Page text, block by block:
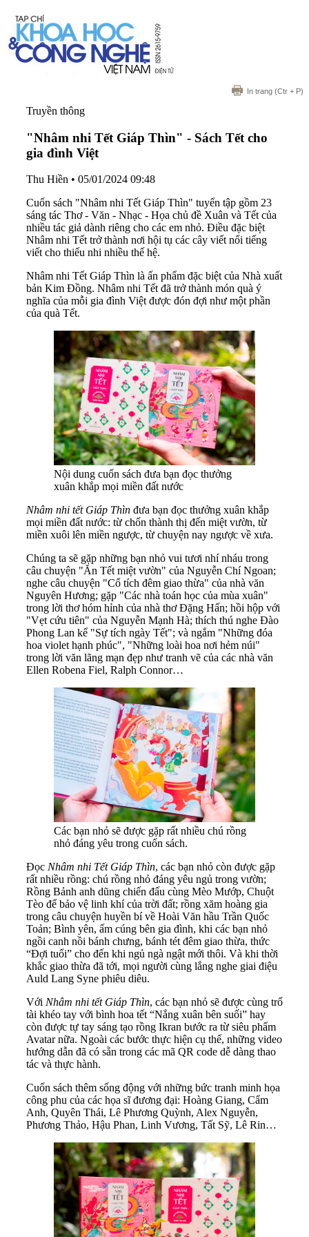
In trang (Ctr + P)
Truyền thông
"Nhâm nhi Tết Giáp Thìn" - Sách Tết cho
gia đình Việt
Thu Hiền • 05/01/2024 09:48
Cuốn sách "Nhâm nhi Tết Giáp Thìn" tuyển tập gồm 23
sáng tác Thơ - Văn - Nhạc - Họa chủ đề Xuân và Tết của
nhiều tác giả dành riêng cho các em nhỏ. Điều đặc biệt
Nhâm nhi Tết trở thành nơi hội tụ các cây viết nổi tiếng
viết cho thiếu nhi nhiều thế hệ.
Nhâm nhi Tết Giáp Thìn là ấn phẩm đặc biệt của Nhà xuất
bản Kim Đồng. Nhâm nhi Tết đã trở thành món quà ý
nghĩa của mỗi gia đình Việt được đón đợi như một phần
của quà Tết.
Nội dung cuốn sách đưa bạn đọc thưởng
xuân khắp mọi miền đất nước
Nhâm nhi tết Giáp Thìn đưa bạn đọc thưởng xuân khắp
mọi miền đất nước: từ chốn thành thị đến miệt vườn, từ
miền xuôi lên miền ngược, từ chuyện nay ngược về xưa.
Chúng ta sẽ gặp những bạn nhỏ vui tươi nhí nháu trong
câu chuyện "Ăn Tết miệt vườn" của Nguyễn Chí Ngoan;
nghe câu chuyện "Cổ tích đêm giao thừa" của nhà văn
Nguyên Hương; gặp "Các nhà toán học của mùa xuân"
trong lời thơ hóm hỉnh của nhà thơ Đặng Hấn; hồi hộp với
"Vẹt cứu tiên" của Nguyễn Mạnh Hà; thích thú nghe Đào
Phong Lan kể "Sự tích ngày Tết"; và ngắm "Những đóa
hoa violet hạnh phúc", "Những loài hoa nơi hẻm núi"
trong lời văn lãng mạn đẹp như tranh vẽ của các nhà văn
Ellen Robena Fiel, Ralph Connor…
Các bạn nhỏ sẽ được gặp rất nhiều chú rồng
nhỏ đáng yêu trong cuốn sách.
Đọc Nhâm nhi Tết Giáp Thìn, các bạn nhỏ còn được gặp
rất nhiều rồng: chú rồng nhỏ đáng yêu ngủ trong vườn;
Rồng Bảnh anh dũng chiến đấu cùng Mèo Mướp, Chuột
Tèo để bảo vệ linh khí của trời đất; rồng xăm hoàng gia
trong câu chuyện huyền bí về Hoài Văn hầu Trần Quốc
Toản; Bình yên, ấm cúng bên gia đình, khi các bạn nhỏ
ngồi canh nồi bánh chưng, bánh tét đêm giao thừa, thức
“Đợi tuổi” cho đến khi ngủ ngà ngật mới thôi. Và khi thời
khắc giao thừa đã tới, mọi người cùng lắng nghe giai điệu
Auld Lang Syne phiêu diêu.
Với Nhâm nhi tết Giáp Thìn, các bạn nhỏ sẽ được cùng trổ
tài khéo tay với bình hoa tết “Nắng xuân bên suối” hay
còn được tự tay sáng tạo rồng Ikran bước ra từ siêu phẩm
Avatar nữa. Ngoài các bước thực hiện cụ thể, những video
hướng dẫn đã có sẵn trong các mã QR code dễ dàng thao
tác và thực hành.
Cuốn sách thêm sống động với những bức tranh minh họa
công phu của các họa sĩ đương đại: Hoàng Giang, Cẩm
Anh, Quyên Thái, Lê Phương Quỳnh, Alex Nguyễn,
Phương Thảo, Hậu Phan, Linh Vương, Tất Sỹ, Lê Rin…